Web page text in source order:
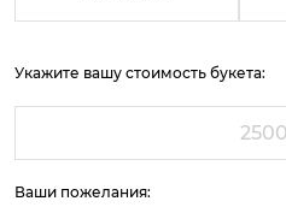
Укажите вашу стоимость букета:
Ваши пожелания: